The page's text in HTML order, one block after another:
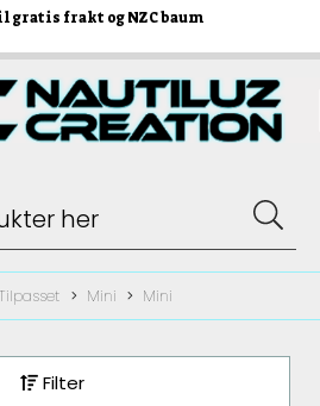
gratis frakt og NZC baum
Tilpasset Mini Mini
Filter